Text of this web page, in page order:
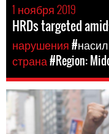
1 ноября 2019
HRDs targeted
нарушения
страна#Region: